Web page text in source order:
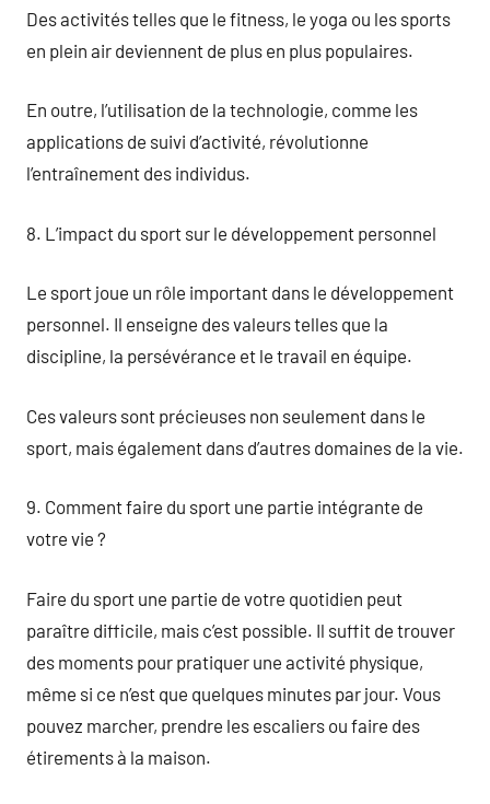
Des activités telles que le fitness, le yoga ou les sports
en plein air deviennent de plus en plus populaires.
En outre, l’utilisation de la technologie, comme les
applications de suivi d’activité, révolutionne
l’entraînement des individus.
8. L’impact du sport sur le développement personnel
Le sport joue un rôle important dans le développement
personnel. Il enseigne des valeurs telles que la
discipline, la persévérance et le travail en équipe.
Ces valeurs sont précieuses non seulement dans le
sport, mais également dans d’autres domaines de la vie.
9. Comment faire du sport une partie intégrante de
votre vie ?
Faire du sport une partie de votre quotidien peut
paraître difficile, mais c’est possible. Il suffit de trouver
des moments pour pratiquer une activité physique,
même si ce n’est que quelques minutes par jour. Vous
pouvez marcher, prendre les escaliers ou faire des
étirements à la maison.